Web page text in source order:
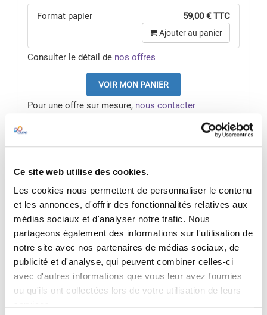
Ce site web utilise des cookies.
Les cookies nous permettent de personnaliser le contenu
et les annonces, d'offrir des fonctionnalités relatives aux
médias sociaux et d'analyser notre trafic. Nous
partageons également des informations sur l'utilisation de
notre site avec nos partenaires de médias sociaux, de
publicité et d'analyse, qui peuvent combiner celles-ci
avec d'autres informations que vous leur avez fournies
ou qu'ils ont collectées lors de votre utilisation de leurs
Format papier 59,00 € TTC
Ajouter au panier
Consulter le détail de nos offres
VOIR MON PANIER
Pour une offre sur mesure, nous contacter
RÉSUMÉ
de l’habitation et du Code de l’urbanisme
relatives à la protection contre l’incendie
• Les articles :
- GN / GE : Généralités
- CO : Construction
- AM : Aménagements
- DF : Désenfumage
- CH : Chauffage, ventilation, réfrigération,
climatisation, conditionnement d’air et